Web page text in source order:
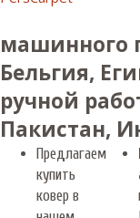
машинного
Бельгия,
ручной
Пакистан,
Предлагаем
купить
ковер в